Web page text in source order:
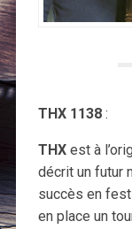
THX 1138:
THXest à
décrit un futur
succès en
en place un